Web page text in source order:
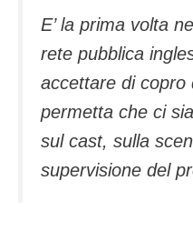
E’ la prima volta
rete pubblica
accettare di copro
permetta che ci
sul cast, sulla
supervisione del